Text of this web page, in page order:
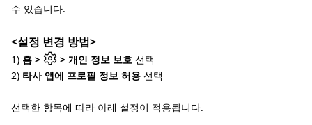
수 있습니다.
<설정 변경 방법>
1) 홈 > > 개인 정보 보호 선택
2) 타사 앱에 프로필 정보 허용 선택
선택한 항목에 따라 아래 설정이 적용됩니다.